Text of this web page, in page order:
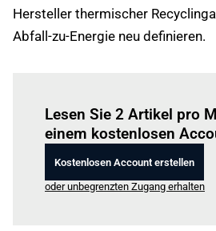
Hersteller thermischer
Abfall-zu-Energie neu definieren.
Lesen Sie 2 Artikel pro
einem kostenlosen
Kostenlosen Account erstellen
oder unbegrenzten Zugang erhalten